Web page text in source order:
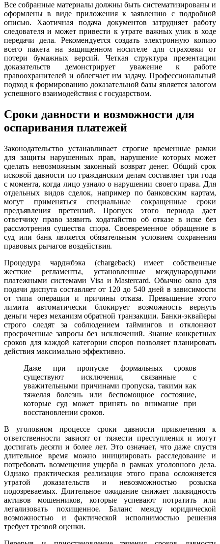
Все собранные материалы должны быть систематизированы и
оформлены в виде приложения к заявлению с подробной
описью. Хаотичная подача документов затрудняет работу
следователя и может привести к утрате важных улик в ходе
передачи дела. Рекомендуется создать электронную копию
всего пакета на защищенном носителе для страховки от
потери бумажных версий. Четкая структура презентации
доказательств демонстрирует уважение к работе
правоохранителей и облегчает им задачу. Профессиональный
подход к формированию доказательной базы является залогом
успешного взаимодействия с государством.
Сроки давности и возможности для
оспаривания платежей
Законодательство устанавливает строгие временные рамки
для защиты нарушенных прав, нарушение которых может
сделать невозможным законный возврат денег. Общий срок
исковой давности по гражданским делам составляет три года
с момента, когда лицо узнало о нарушении своего права. Для
отдельных видов сделок, например по банковским картам,
могут применяться специальные сокращенные сроки
предъявления претензий. Пропуск этого периода дает
ответчику право заявить ходатайство об отказе в иске без
рассмотрения существа спора. Своевременное обращение в
суд или банк является обязательным условием сохранения
правовых рычагов воздействия.
Процедура чарджбэка (chargeback) имеет собственные
жесткие регламенты, установленные международными
платежными системами Visa и Mastercard. Обычно окно для
подачи диспута составляет от 120 до 540 дней в зависимости
от типа операции и причины отказа. Превышение этого
лимита автоматически блокирует возможность вернуть
деньги через механизм обратной транзакции. Банки-эквайеры
строго следят за соблюдением таймингов и отклоняют
просроченные запросы без исключений. Знание конкретных
сроков для каждой категории споров позволяет планировать
действия максимально эффективно.
Даже при пропуске формальных сроков
существуют исключения, связанные с
уважительными причинами пропуска, такими как
тяжелая болезнь или беспомощное состояние,
которые суд может принять во внимание при
восстановлении сроков.
В уголовном процессе сроки давности привлечения к
ответственности зависят от тяжести преступления и могут
достигать десяти и более лет. Это означает, что даже спустя
длительное время можно инициировать расследование и
потребовать возмещения ущерба в рамках уголовного дела.
Однако практическая реализация этого права осложняется
утратой доказательств и невозможностью розыска
подозреваемых. Длительное ожидание снижает ликвидность
активов мошенников, которые успевают потратить или
легализовать похищенное. Баланс между юридической
возможностью и фактической исполнимостью решения
требует трезвой оценки.